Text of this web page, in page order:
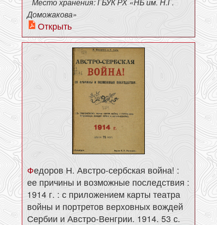
Доможакова»
Открыть
Федоров Н. Австро-сербская война! :
ее причины и возможные последствия :
1914 г. : с приложением карты театра
войны и портретов верховных вождей
Сербии и Австро-Венгрии. 1914. 53 с.